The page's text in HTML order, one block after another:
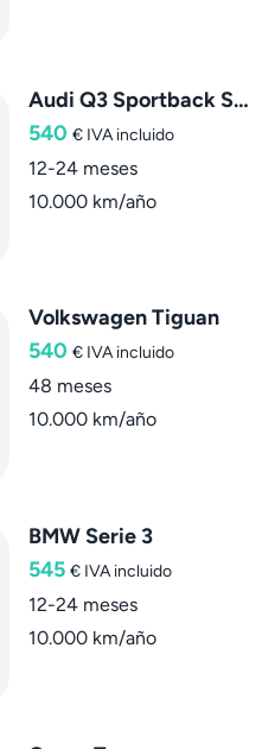
Audi Q3 Sportback SLine
540 € IVA incluido
12-24 meses
10.000 km/año
Volkswagen Tiguan
540 € IVA incluido
48 meses
10.000 km/año
BMW Serie 3
545 € IVA incluido
12-24 meses
10.000 km/año